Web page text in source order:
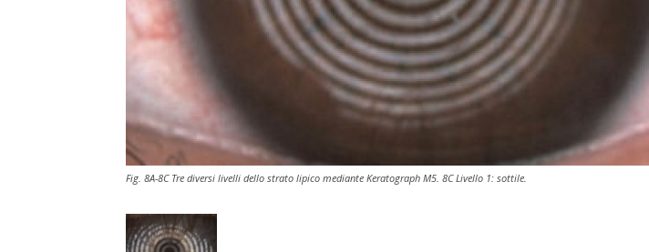
Fig. 8A-8C Tre diversi livelli dello strato lipico mediante Keratograph M5. 8C Livello 1: sottile.